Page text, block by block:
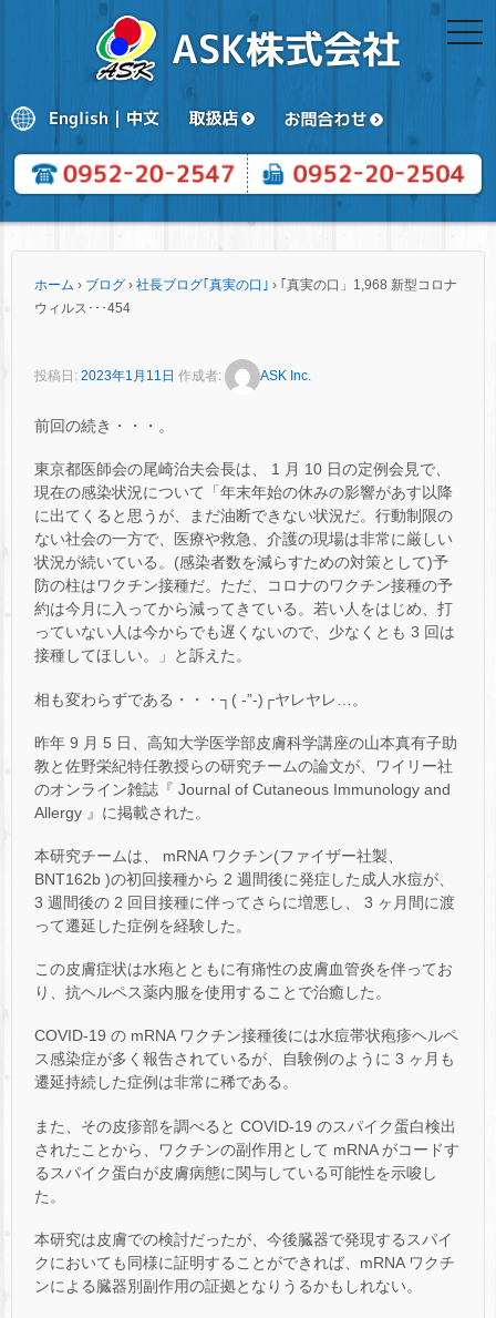
ホーム › ブログ › 社長ブログ｢真実の口｣ › ｢真実の口」1,968 新型コロナ
ウィルス･･･454
投稿日: 2023年1月11日 作成者: ASK Inc.
前回の続き・・・。
東京都医師会の尾崎治夫会長は、 1 月 10 日の定例会見で、
現在の感染状況について「年末年始の休みの影響があす以降
に出てくると思うが、まだ油断できない状況だ。行動制限の
ない社会の一方で、医療や救急、介護の現場は非常に厳しい
状況が続いている。(感染者数を減らすための対策として)予
防の柱はワクチン接種だ。ただ、コロナのワクチン接種の予
約は今月に入ってから減ってきている。若い人をはじめ、打
っていない人は今からでも遅くないので、少なくとも 3 回は
接種してほしい。」と訴えた。
相も変わらずである・・・┐( -”-)┌ヤレヤレ…。
昨年 9 月 5 日、高知大学医学部皮膚科学講座の山本真有子助
教と佐野栄紀特任教授らの研究チームの論文が、ワイリー社
のオンライン雑誌『 Journal of Cutaneous Immunology and
Allergy 』に掲載された。
本研究チームは、 mRNA ワクチン(ファイザー社製、
BNT162b )の初回接種から 2 週間後に発症した成人水痘が、
3 週間後の 2 回目接種に伴ってさらに増悪し、 3 ヶ月間に渡
って遷延した症例を経験した。
この皮膚症状は水疱とともに有痛性の皮膚血管炎を伴ってお
り、抗ヘルペス薬内服を使用することで治癒した。
COVID-19 の mRNA ワクチン接種後には水痘帯状疱疹ヘルペ
ス感染症が多く報告されているが、自験例のように 3 ヶ月も
遷延持続した症例は非常に稀である。
また、その皮疹部を調べると COVID-19 のスパイク蛋白検出
されたことから、ワクチンの副作用として mRNA がコードす
るスパイク蛋白が皮膚病態に関与している可能性を示唆し
た。
本研究は皮膚での検討だったが、今後臓器で発現するスパイ
クにおいても同様に証明することができれば、mRNA ワクチ
ンによる臓器別副作用の証拠となりうるかもしれない。